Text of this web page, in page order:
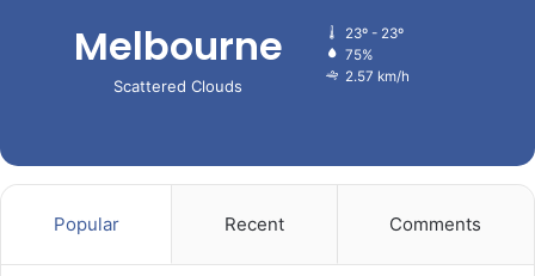
Melbourne
Scattered Clouds
23º - 23º
75%
2.57 km/h
Popular Recent Comments